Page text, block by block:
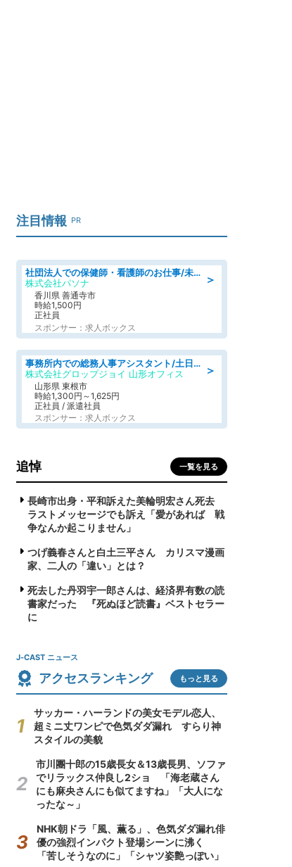
注目情報 PR
＞
社団法人での保健師・看護師のお仕事/未経験OK/要資格:普通免許、保健師、正看護師
株式会社パソナ
香川県 善通寺市
時給1,500円
正社員
スポンサー：求人ボックス
＞
事務所内での総務人事アシスタント/土日祝休/交通費支給
株式会社グロップジョイ 山形オフィス
山形県 東根市
時給1,300円～1,625円
正社員 / 派遣社員
スポンサー：求人ボックス
追悼 一覧を見る
長崎市出身・平和訴えた美輪明宏さん死去
ラストメッセージでも訴え「愛があれば 戦
争なんか起こりません」
つげ義春さんと白土三平さん カリスマ漫画
家、二人の「違い」とは？
死去した丹羽宇一郎さんは、経済界有数の読
書家だった 『死ぬほど読書』ベストセラー
に
J-CAST ニュース
アクセスランキング もっと見る
サッカー・ハーランドの美女モデル恋人、
超ミニ丈ワンピで色気ダダ漏れ すらり神
スタイルの美貌
市川團十郎の15歳長女＆13歳長男、ソファ
でリラックス仲良し2ショ 「海老蔵さん
にも麻央さんにも似てますね」「大人にな
ったな～」
NHK朝ドラ「風、薫る」、色気ダダ漏れ俳
優の強烈インパクト登場シーンに沸く
「苦しそうなのに」「シャツ姿艶っぽい」